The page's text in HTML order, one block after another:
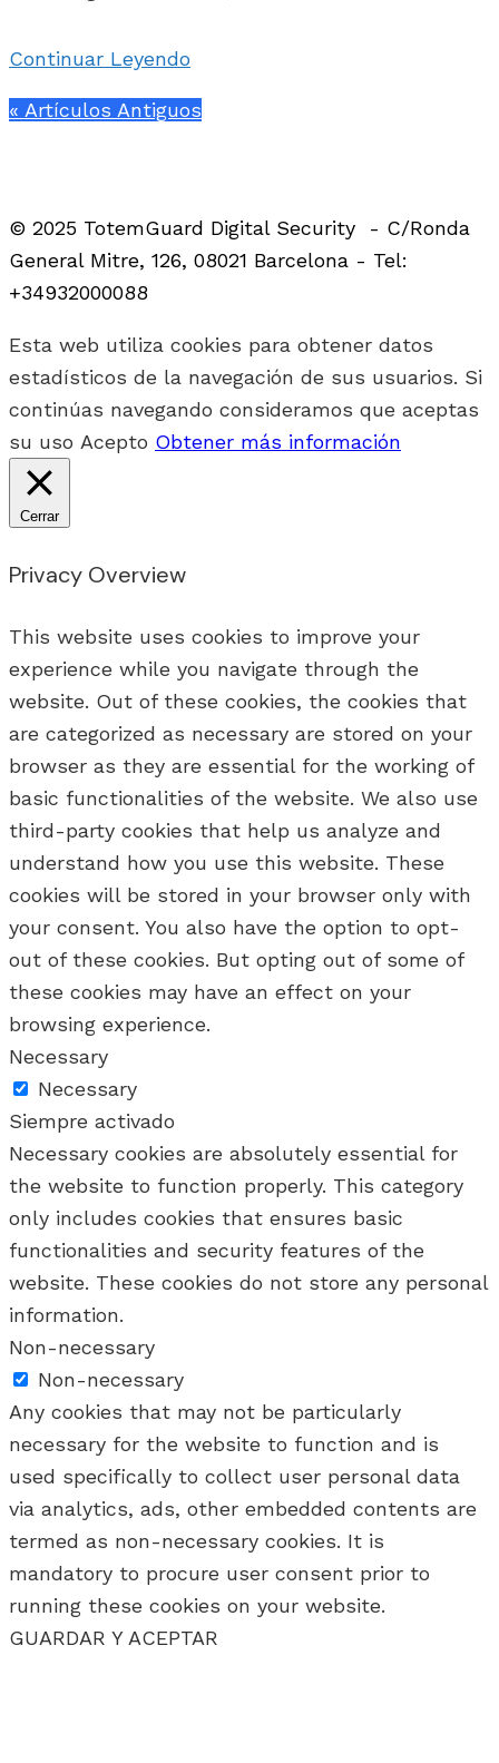
Continuar Leyendo
« Artículos Antiguos
© 2025 TotemGuard Digital Security - C/Ronda
General Mitre, 126, 08021 Barcelona - Tel:
+34932000088
Esta web utiliza cookies para obtener datos
estadísticos de la navegación de sus usuarios. Si
continúas navegando consideramos que aceptas
su uso Acepto Obtener más información
Cerrar
Privacy Overview
This website uses cookies to improve your
experience while you navigate through the
website. Out of these cookies, the cookies that
are categorized as necessary are stored on your
browser as they are essential for the working of
basic functionalities of the website. We also use
third-party cookies that help us analyze and
understand how you use this website. These
cookies will be stored in your browser only with
your consent. You also have the option to opt-
out of these cookies. But opting out of some of
these cookies may have an effect on your
browsing experience.
Necessary
Necessary
Siempre activado
Necessary cookies are absolutely essential for
the website to function properly. This category
only includes cookies that ensures basic
functionalities and security features of the
website. These cookies do not store any personal
information.
Non-necessary
Non-necessary
Any cookies that may not be particularly
necessary for the website to function and is
used specifically to collect user personal data
via analytics, ads, other embedded contents are
termed as non-necessary cookies. It is
mandatory to procure user consent prior to
running these cookies on your website.
GUARDAR Y ACEPTAR